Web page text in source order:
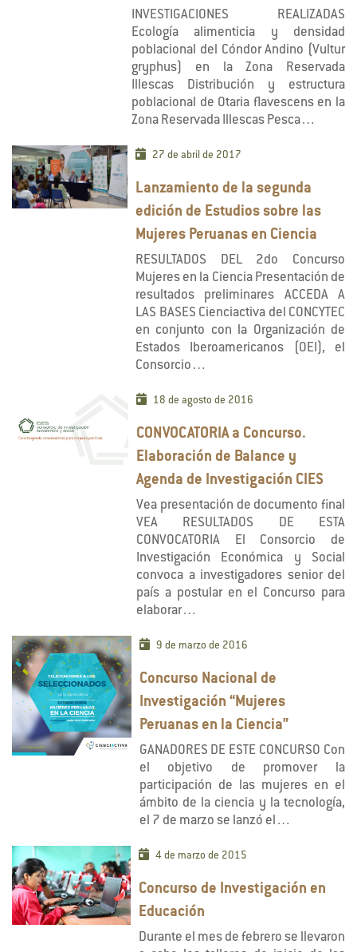
INVESTIGACIONES REALIZADAS
Ecología alimenticia y densidad
poblacional del Cóndor Andino (Vultur
gryphus) en la Zona Reservada
Illescas Distribución y estructura
poblacional de Otaria flavescens en la
Zona Reservada Illescas Pesca…
27 de abril de 2017
Lanzamiento de la segunda
edición de Estudios sobre las
Mujeres Peruanas en Ciencia
RESULTADOS DEL 2do Concurso
Mujeres en la Ciencia Presentación de
resultados preliminares ACCEDA A
LAS BASES Cienciactiva del CONCYTEC
en conjunto con la Organización de
Estados Iberoamericanos (OEI), el
Consorcio…
18 de agosto de 2016
CONVOCATORIA a Concurso.
Elaboración de Balance y
Agenda de Investigación CIES
Vea presentación de documento final
VEA RESULTADOS DE ESTA
CONVOCATORIA El Consorcio de
Investigación Económica y Social
convoca a investigadores senior del
país a postular en el Concurso para
elaborar…
9 de marzo de 2016
Concurso Nacional de
Investigación “Mujeres
Peruanas en la Ciencia”
GANADORES DE ESTE CONCURSO Con
el objetivo de promover la
participación de las mujeres en el
ámbito de la ciencia y la tecnología,
el 7 de marzo se lanzó el…
4 de marzo de 2015
Concurso de Investigación en
Educación
Durante el mes de febrero se llevaron